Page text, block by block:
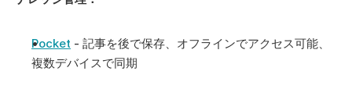
Pocket - 記事を後で保存、オフラインでアクセス可能、
複数デバイスで同期